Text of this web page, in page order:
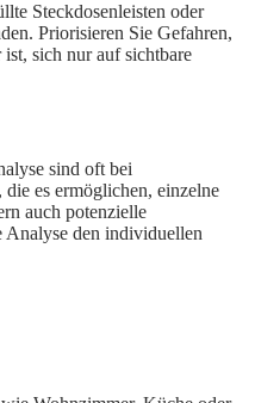
Steckdosenleisten oder
Priorisieren Sie Gefahren,
sich nur auf sichtbare
sind oft bei
es ermöglichen, einzelne
auch potenzielle
Analyse den individuellen